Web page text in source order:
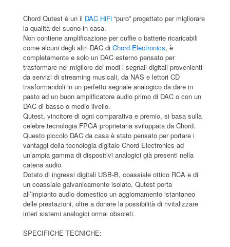
Chord Qutest è un il DAC HiFi “puro” progettato per migliorare
la qualità del suono in casa.
Non contiene amplificazione per cuffie o batterie ricaricabili
come alcuni degli altri DAC di Chord Electronics, è
completamente e solo un DAC esterno pensato per
trasformare nel migliore dei modi i segnali digitali provenienti
da servizi di streaming musicali, da NAS e lettori CD
trasformandoli in un perfetto segnale analogico da dare in
pasto ad un buon amplificatore audio primo di DAC o con un
DAC di basso o medio livello.
Qutest, vincitore di ogni comparativa e premio, si basa sulla
celebre tecnologia FPGA proprietaria sviluppata da Chord.
Questo piccolo DAC da casa è stato pensato per portare i
vantaggi della tecnologia digitale Chord Electronics ad
un’ampia gamma di dispositivi analogici già presenti nella
catena audio.
Dotato di ingressi digitali USB-B, coassiale ottico RCA e di
un coassiale galvanicamente isolato, Qutest porta
all’impianto audio domestico un aggiornamento istantaneo
delle prestazioni, oltre a donare la possibilità di rivitalizzare
interi sistemi analogici ormai obsoleti.
SPECIFICHE TECNICHE: